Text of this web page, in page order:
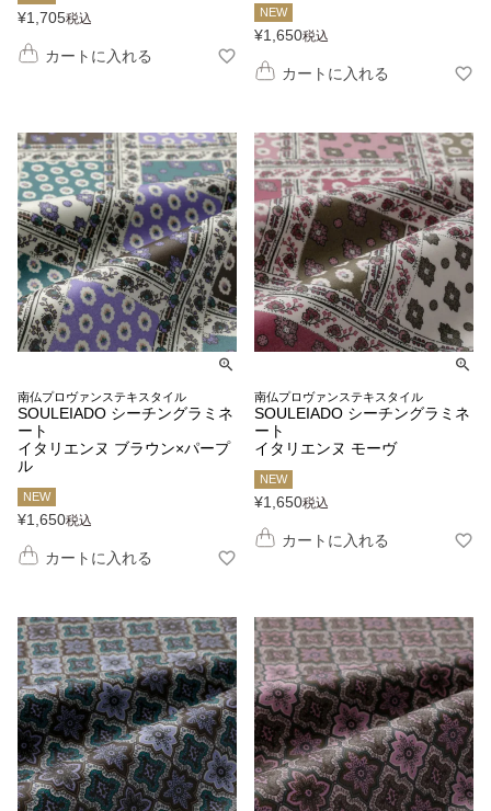
¥1,705税込
カートに入れる
NEW
¥1,650税込
カートに入れる
南仏プロヴァンステキスタイル
SOULEIADO シーチングラミネ
ート
イタリエンヌ ブラウン×パープ
ル
NEW
¥1,650税込
カートに入れる
南仏プロヴァンステキスタイル
SOULEIADO シーチングラミネ
ート
イタリエンヌ モーヴ
NEW
¥1,650税込
カートに入れる